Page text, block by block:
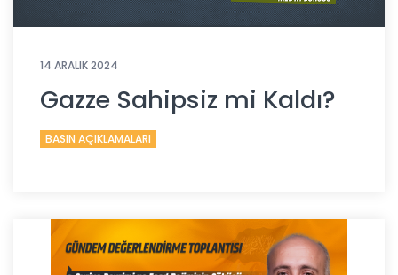
14 ARALIK 2024
Gazze Sahipsiz mi Kaldı?
BASIN AÇIKLAMALARI